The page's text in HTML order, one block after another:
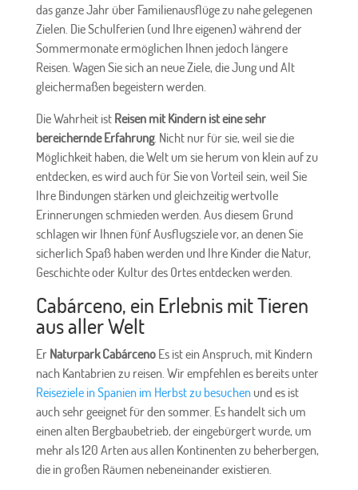
das ganze Jahr über Familienausflüge zu nahe gelegenen
Zielen. Die Schulferien (und Ihre eigenen) während der
Sommermonate ermöglichen Ihnen jedoch längere
Reisen. Wagen Sie sich an neue Ziele, die Jung und Alt
gleichermaßen begeistern werden.
Die Wahrheit ist Reisen mit Kindern ist eine sehr
bereichernde Erfahrung. Nicht nur für sie, weil sie die
Möglichkeit haben, die Welt um sie herum von klein auf zu
entdecken, es wird auch für Sie von Vorteil sein, weil Sie
Ihre Bindungen stärken und gleichzeitig wertvolle
Erinnerungen schmieden werden. Aus diesem Grund
schlagen wir Ihnen fünf Ausflugsziele vor, an denen Sie
sicherlich Spaß haben werden und Ihre Kinder die Natur,
Geschichte oder Kultur des Ortes entdecken werden.
Cabárceno, ein Erlebnis mit Tieren
aus aller Welt
Er Naturpark CabárcenoEs ist ein Anspruch, mit Kindern
nach Kantabrien zu reisen. Wir empfehlen es bereits unter
Reiseziele in Spanien im Herbst zu besuchenund es ist
auch sehr geeignet für den sommer. Es handelt sich um
einen alten Bergbaubetrieb, der eingebürgert wurde, um
mehr als 120 Arten aus allen Kontinenten zu beherbergen,
die in großen Räumen nebeneinander existieren.